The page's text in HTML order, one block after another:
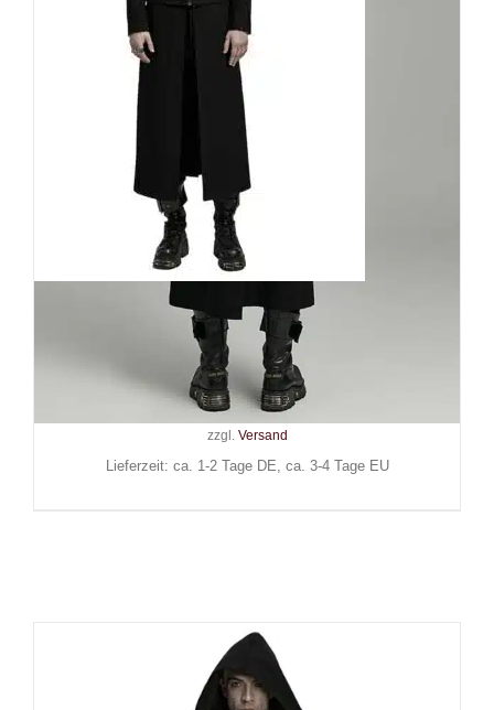
Punk Rave Mantel – Weste –
Jacke Anakreon Transformer
229,90€
Inkl. MwSt.
zzgl. Versand
Lieferzeit: ca. 1-2 Tage DE, ca. 3-4 Tage EU